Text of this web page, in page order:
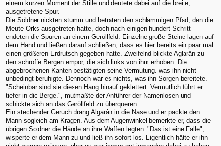
einem kurzen Moment der Stille und deutete dabei auf die breite,
ausgetretene Spur.
Die Söldner nickten stumm und betraten den schlammigen Pfad, den die
Meute Orks ausgetreten hatte, doch nach einigen hundert Schritt
endeten die Spuren an einem Geröllfeld. Einzelne große Steine lagen auf
dem Hand und ließen darauf schließen, dass es hier bereits ein paar mal
einen größeren Erdrutsch gegeben hatte. Zweifelnd blickte Aglarân zu
den schroffe Bergen empor, die sich links von ihm erhoben. Die
abgebrochenen Kanten bestätigten seine Vermutung, was ihn nicht
unbedingt beruhigte. Dennoch war es nichts, was ihn Sorgen bereitete.
"Scheinbar sind sie diesen Hang hinauf geklettert. Vermutlich führt er
tiefer in die Berge.", mutmaßte der Anführer der Namenlosen und
schickte sich an das Geröllfeld zu überqueren.
Ein stechender Geruch drang Algarân in die Nase und er packte den
Mann sogleich am Kragen. Aus dem Augenwinkel bemerkte er, dass die
übrigen Soldner die Hände an ihre Waffen legten. "Das ist eine Falle",
wisperte er dem Mann zu und ließ ihn sofort los. Eigentlich hätte er ihn